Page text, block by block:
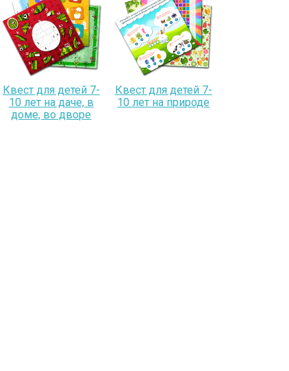
Квест для детей 7-
10 лет на даче, в
доме, во дворе
Квест для детей 7-
10 лет на природе